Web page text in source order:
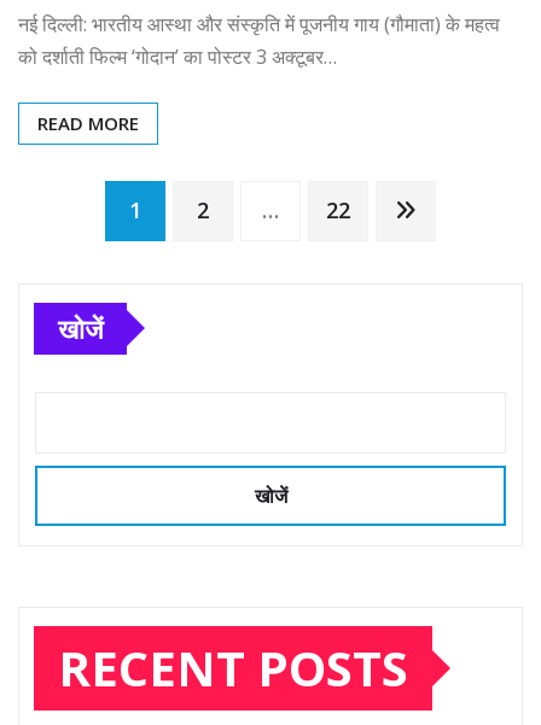
नई दिल्ली: भारतीय आस्था और संस्कृति में पूजनीय गाय (गौमाता) के महत्व
को दर्शाती फिल्म ‘गोदान’ का पोस्टर 3 अक्टूबर…
READ MORE
Posts
pagination
1 2 … 22
खोजें
खोजें
RECENT POSTS